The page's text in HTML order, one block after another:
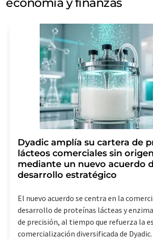
Dyadic amplía su cartera de
lácteos comerciales sin
mediante un nuevo acuerdo
desarrollo estratégico
El nuevo acuerdo se centra en la
desarrollo de proteínas lácteas y
de precisión, al tiempo que refuerza la
comercialización diversificada de Dyadic.